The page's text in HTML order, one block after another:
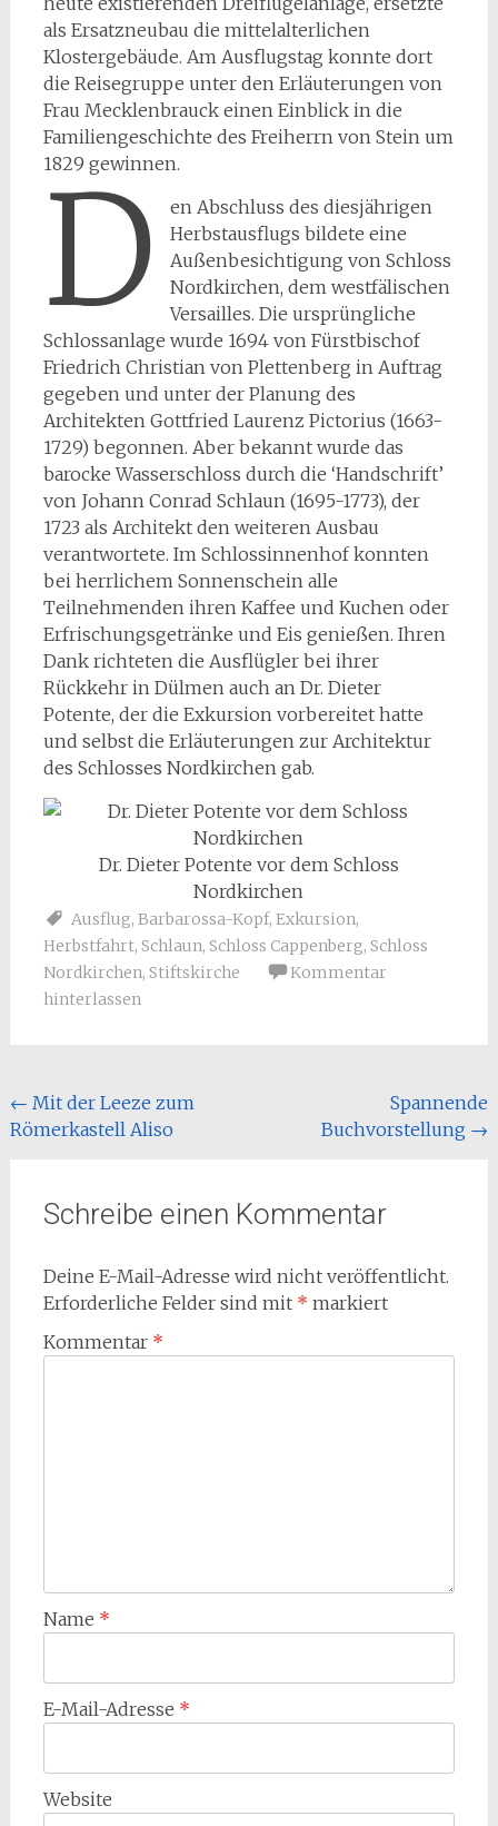
als Ersatzneubau die mittelalterlichen
Klostergebäude. Am Ausflugstag konnte dort
die Reisegruppe unter den Erläuterungen von
Frau Mecklenbrauck einen Einblick in die
Familiengeschichte des Freiherrn von Stein um
1829 gewinnen.
D
en Abschluss des diesjährigen
Herbstausflugs bildete eine
Außenbesichtigung von Schloss
Nordkirchen, dem westfälischen
Versailles. Die ursprüngliche
Schlossanlage wurde 1694 von Fürstbischof
Friedrich Christian von Plettenberg in Auftrag
gegeben und unter der Planung des
Architekten Gottfried Laurenz Pictorius (1663-
1729) begonnen. Aber bekannt wurde das
barocke Wasserschloss durch die ‘Handschrift’
von Johann Conrad Schlaun (1695-1773), der
1723 als Architekt den weiteren Ausbau
verantwortete. Im Schlossinnenhof konnten
bei herrlichem Sonnenschein alle
Teilnehmenden ihren Kaffee und Kuchen oder
Erfrischungsgetränke und Eis genießen. Ihren
Dank richteten die Ausflügler bei ihrer
Rückkehr in Dülmen auch an Dr. Dieter
Potente, der die Exkursion vorbereitet hatte
und selbst die Erläuterungen zur Architektur
des Schlosses Nordkirchen gab.
Dr. Dieter Potente vor dem Schloss
Nordkirchen
Ausflug, Barbarossa-Kopf, Exkursion,
Herbstfahrt, Schlaun, Schloss Cappenberg, Schloss
Nordkirchen, Stiftskirche
Kommentar
hinterlassen
Beitragsnavigation
← Mit der Leeze zum
Römerkastell Aliso
Spannende
Buchvorstellung →
Schreibe einen Kommentar
Deine E-Mail-Adresse wird nicht veröffentlicht.
Erforderliche Felder sind mit * markiert
Kommentar *
Name *
E-Mail-Adresse *
Website